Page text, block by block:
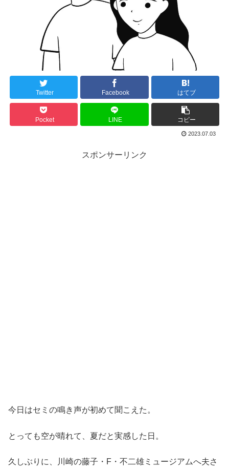
Twitter Facebook はてブ
Pocket LINE コピー
2023.07.03
スポンサーリンク
今日はセミの鳴き声が初めて聞こえた。
とっても空が晴れて、夏だと実感した日。
久しぶりに、川崎の藤子・F・不二雄ミュージアムへ夫さ